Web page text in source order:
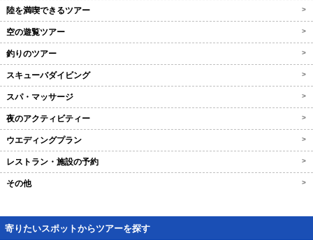
陸を満喫できるツアー >
空の遊覧ツアー >
釣りのツアー >
スキューバダイビング >
スパ・マッサージ >
夜のアクティビティー >
ウエディングプラン >
レストラン・施設の予約 >
その他 >
寄りたいスポットからツアーを探す